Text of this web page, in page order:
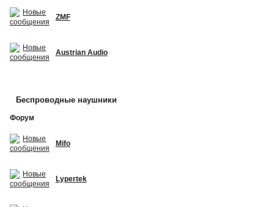
ZMF
Austrian Audio
Беспроводные наушники
Форум
Mifo
Lypertek